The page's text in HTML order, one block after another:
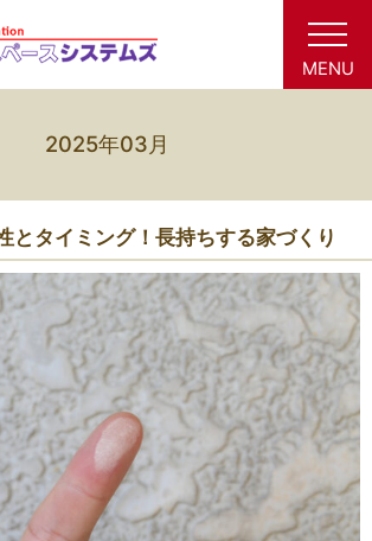
MENU
2025年03月
とタイミング！長持ちする家づくり